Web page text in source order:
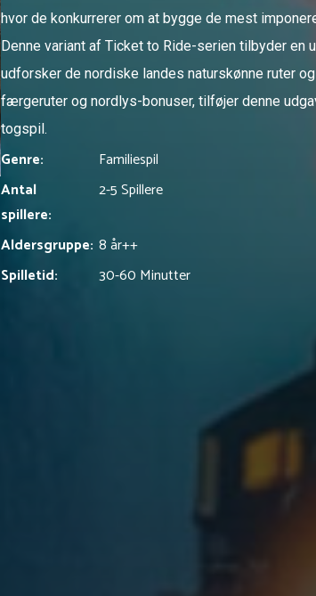
hvor de konkurrerer om at bygge de mest
Denne variant af Ticket to Ride-serien tilbyder
udforsker de nordiske landes naturskønne ruter
færgeruter og nordlys-bonuser, tilføjer denne
togspil.
Genre:
Familiespil
Antal
spillere:
2-5 Spillere
Aldersgruppe: 8 år++
Spilletid:
30-60 Minutter